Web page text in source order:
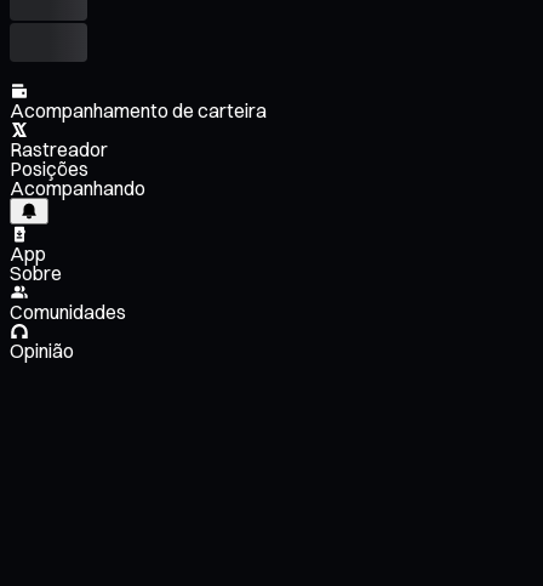
Acompanhamento de carteira
Rastreador
Posições
Acompanhando
App
Sobre
Comunidades
Opinião